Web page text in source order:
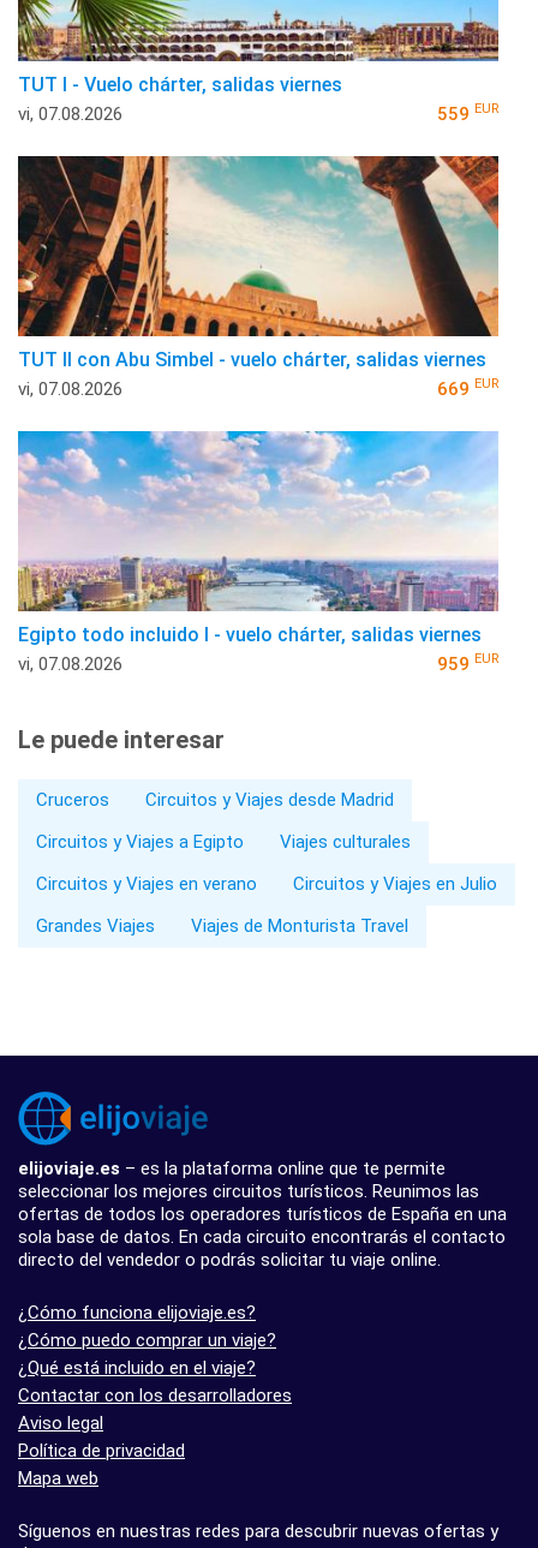
TUT I - Vuelo chárter, salidas viernes
vi, 07.08.2026 559 EUR
TUT II con Abu Simbel - vuelo chárter, salidas viernes
vi, 07.08.2026 669 EUR
Egipto todo incluido I - vuelo chárter, salidas viernes
vi, 07.08.2026 959 EUR
Le puede interesar
Cruceros
Circuitos y Viajes desde Madrid
Circuitos y Viajes a Egipto
Viajes culturales
Circuitos y Viajes en verano
Circuitos y Viajes en Julio
Grandes Viajes
Viajes de Monturista Travel
elijoviaje.es – es la plataforma online que te permite
seleccionar los mejores circuitos turísticos. Reunimos las
ofertas de todos los operadores turísticos de España en una
sola base de datos. En cada circuito encontrarás el contacto
directo del vendedor o podrás solicitar tu viaje online.
¿Cómo funciona elijoviaje.es?
¿Cómo puedo comprar un viaje?
¿Qué está incluido en el viaje?
Contactar con los desarrolladores
Aviso legal
Política de privacidad
Mapa web
Síguenos en nuestras redes para descubrir nuevas ofertas y